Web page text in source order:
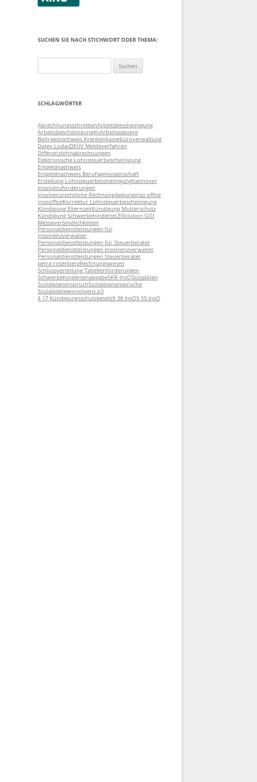
SUCHEN SIE NACH STICHWORT ODER THEMA:
nach:
SCHLAGWÖRTER
AbrechnungsschreibenArbeitsbescheinigung
ArbeitsbescheinigungenArbeitspapiere
Beitragsnachweis Krankenkassebüroverwaltung
Datev LodasDEÜV Meldeverfahren
Differenzlohnabrechnungen
Elektronische Lohnsteuerbescheinigung
Entgeldnachweis
Entgeldnachweis Berufsgenossenschaft
Erstellung Lohnsteuerbescheinigunghannover
Insolvenzforderungen
insolvenzrechtliche Rechnungslegunginso office
insoofficeKorrektur Lohnsteuerbescheinigung
Kündigung ElternzeitKündigung Mutterschutz
Kündigung SchwerbehinderteLEXolution GOI
Messeverbindlichkeiten
Personaldienstleistungen für
Insolvenzverwalter
Personaldienstleistungen für Steuerberater
Personaldienstleistungen Insolvenzverwalter
Personaldienstleistungen Steuerberater
petra rosenbergRechnungswesen
Schlussverteilung Tabellenforderungen
SchwerbehindertenabgabeSKR-InsOSozialplan
SozialplananspruchSozialplanansprüche
Sozialplänewinsolvenz.p3
§ 17 Kündigungsschutzgesetz§ 38 InsO§ 55 InsO